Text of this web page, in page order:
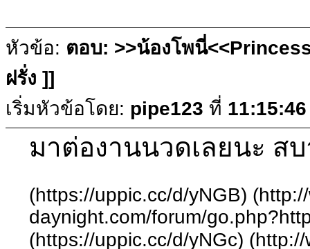
หัวข้อ: ตอบ: >>น้องโพนี่
ฝรั่ง ]]
เริ่มหัวข้อโดย: pipe123 ที่
มาต่องานนวดเลยนะ ส
(https://uppic.cc/d/yNGB)
daynight.com/forum/
(https://uppic.cc/d/yNGc) (http://